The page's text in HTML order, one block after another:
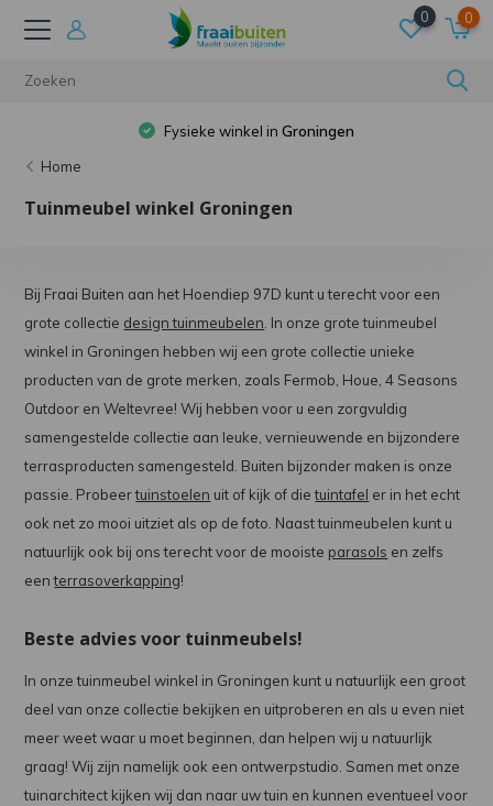
0 0
Fysieke winkel inGroningen
Home
Tuinmeubel winkel Groningen
Bij Fraai Buiten aan het Hoendiep 97D kunt u terecht voor een
grote collectie design tuinmeubelen . In onze grote tuinmeubel
winkel in Groningen hebben wij een grote collectie unieke
producten van de grote merken, zoals Fermob, Houe, 4 Seasons
Outdoor en Weltevree! Wij hebben voor u een zorgvuldig
samengestelde collectie aan leuke, vernieuwende en bijzondere
terrasproducten samengesteld. Buiten bijzonder maken is onze
passie. Probeertuinstoelen uit of kijk of dietuintafel er in het echt
ook net zo mooi uitziet als op de foto. Naast tuinmeubelen kunt u
natuurlijk ook bij ons terecht voor de mooiste parasols en zelfs
eenterrasoverkapping!
Beste advies voor tuinmeubels!
In onze tuinmeubel winkel in Groningen kunt u natuurlijk een groot
deel van onze collectie bekijken en uitproberen en als u even niet
meer weet waar u moet beginnen, dan helpen wij u natuurlijk
graag! Wij zijn namelijk ook een ontwerpstudio. Samen met onze
tuinarchitect kijken wij dan naar uw tuin en kunnen eventueel voor